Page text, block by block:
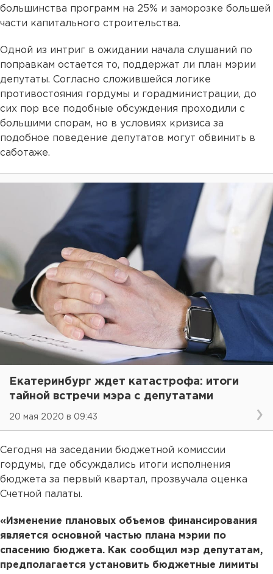
большинства программ на 25% и заморозке большей
части капитального строительства.
Одной из интриг в ожидании начала слушаний по
поправкам остается то, поддержат ли план мэрии
депутаты. Согласно сложившейся логике
противостояния гордумы и горадминистрации, до
сих пор все подобные обсуждения проходили с
большими спорам, но в условиях кризиса за
подобное поведение депутатов могут обвинить в
саботаже.
Екатеринбург ждет катастрофа: итоги
тайной встречи мэра с депутатами
20 мая 2020 в 09:43
Сегодня на заседании бюджетной комиссии
гордумы, где обсуждались итоги исполнения
бюджета за первый квартал, прозвучала оценка
Счетной палаты.
«Изменение плановых объемов финансирования
является основной частью плана мэрии по
спасению бюджета. Как сообщил мэр депутатам,
предполагается установить бюджетные лимиты